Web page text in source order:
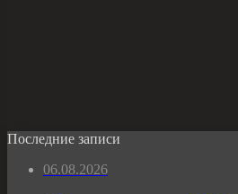
Последние записи
06.08.2026